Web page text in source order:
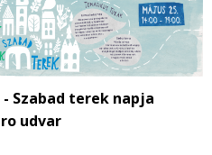
Szabad terek napja
udvar